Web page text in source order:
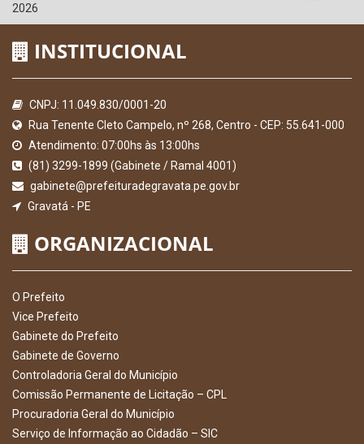
2026
INSTITUCIONAL
CNPJ: 11.049.830/0001-20
Rua Tenente Cleto Campelo, nº 268, Centro - CEP: 55.641-000
Atendimento: 07:00hs às 13:00hs
(81) 3299-1899 (Gabinete / Ramal 4001)
gabinete@prefeituradegravata.pe.gov.br
Gravatá - PE
ORGANIZACIONAL
O Prefeito
Vice Prefeito
Gabinete do Prefeito
Gabinete de Governo
Controladoria Geral do Município
Comissão Permanente de Licitação – CPL
Procuradoria Geral do Município
Serviço de Informação ao Cidadão – SIC